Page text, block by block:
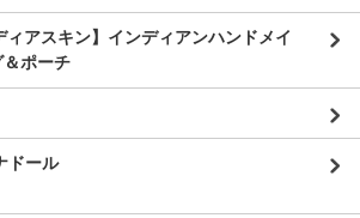
ィアスキン】インディアンハンドメイ
＆ポーチ
ドール